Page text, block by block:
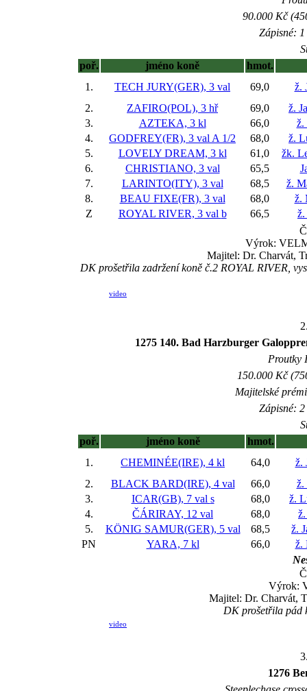
90.000 Kč
Zápisné:
poř.
jméno koně
hmot.
1.
TECH JURY(GER), 3 val 69,0
ž.
2.
ZAFIRO(POL), 3 hř 69,0
ž.
3.
AZTEKA, 3 kl 66,0
ž.
4.
GODFREY(FR), 3 val A 1/2 68,0
ž.
5.
LOVELY DREAM, 3 kl 61,0
žk.
6.
CHRISTIANO, 3 val 65,5
7.
LARINTO(ITY), 3 val 68,5
ž.
8.
BEAU FIXE(FR), 3 val 68,0
ž.
Z
ROYAL RIVER, 3 val b 66,5
ž.
Výrok:
Majitel: Dr. Charvát,
DK prošetřila zadržení koně č.2 ROYAL RIVER,
video
1275 140. Bad Harzburger
Proutky
150.000 Kč
Majitelské
Zápisné:
poř.
jméno koně
hmot.
1.
CHEMINÉE(IRE), 4 kl 64,0
ž.
2.
BLACK BARD(IRE), 4 val 66,0
ž.
3.
ICAR(GB), 7 val s 68,0
ž.
4.
ČÁRIRAY, 12 val 68,0
5.
KÖNIG SAMUR(GER), 5 val 68,5
ž.
PN
YARA, 7 kl 66,0
ž.
Výrok:
Majitel: Dr. Charvát,
DK prošetřila pád
video
1276